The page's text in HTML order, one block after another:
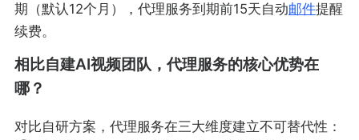
期（默认12个月），代理服务到期前15天自动邮件提醒
续费。
相比自建AI视频团队，代理服务的核心优势在
哪？
对比自研方案，代理服务在三大维度建立不可替代性：